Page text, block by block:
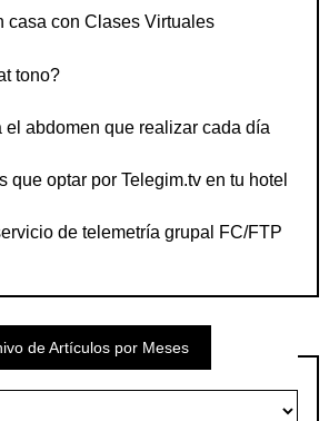
casa con Clases Virtuales
tono?
el abdomen que realizar cada día
que optar por Telegim.tv en tu hotel
de telemetría grupal FC/FTP
de Artículos por Meses